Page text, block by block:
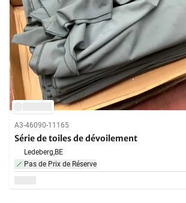
A3-46090-11165
Série de toiles de dévoilement
Ledeberg,BE
Pas de Prix de Réserve